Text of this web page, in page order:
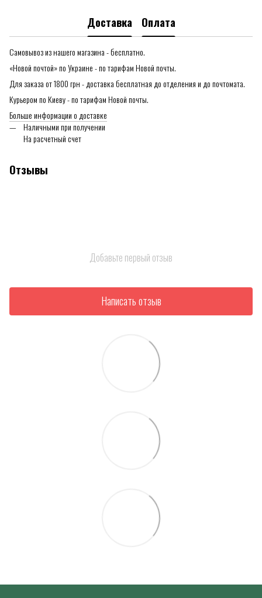
Доставка Оплата
Самовывоз из нашего магазина - бесплатно.
«Новой почтой» по Украине - по тарифам Новой почты.
Для заказа от 1800 грн - доставка бесплатная до отделения и до почтомата.
Курьером по Киеву - по тарифам Новой почты.
Больше информации о доставке
Наличными при получении
На расчетный счет
Отзывы
Добавьте первый отзыв
Написать отзыв